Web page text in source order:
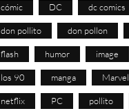
cómic DC dc comics
don pollito don pollon
flash humor image
los 90 manga Marvel
netflix PC pollito